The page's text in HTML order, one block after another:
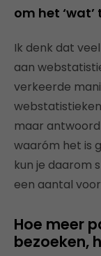
om het
Ik denk dat
aan
verkeerde
maar
waaróm het is
kun je daarom
een aantal
Hoe meer
bezoeken,